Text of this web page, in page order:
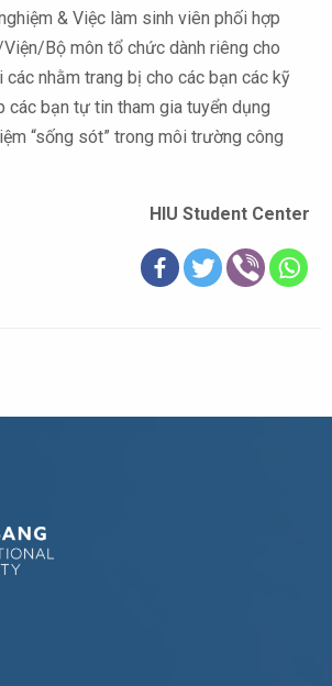
& Việc làm sinh viên phối hợp
Bộ môn tổ chức dành riêng cho
các nhằm trang bị cho các bạn các kỹ
các bạn tự tin tham gia tuyển dụng
“sống sót” trong môi trường công
HIU Student Center